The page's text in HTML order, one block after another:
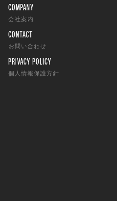
COMPANY
会社案内
CONTACT
お問い合わせ
PRIVACY POLICY
個人情報保護方針